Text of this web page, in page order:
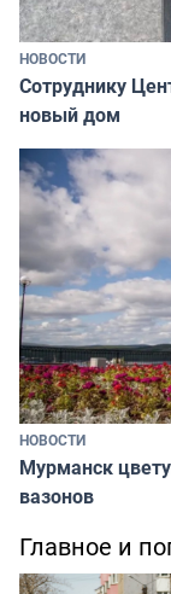
НОВОСТИ
Сотруднику
новый дом
НОВОСТИ
Мурманск
вазонов
Главное и